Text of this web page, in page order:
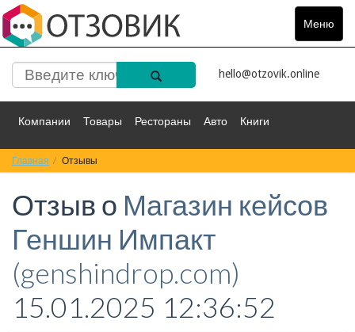
Меню
Toggle
hello@otzovik.online
Компании Товары Рестораны Авто Книги
Спорт Фильмы
Красота Здоровье Остальное
Главная Отзывы
Отзыв о Магазин кейсов
Геншин Импакт
(genshindrop.com)
15.01.2025 12:36:52